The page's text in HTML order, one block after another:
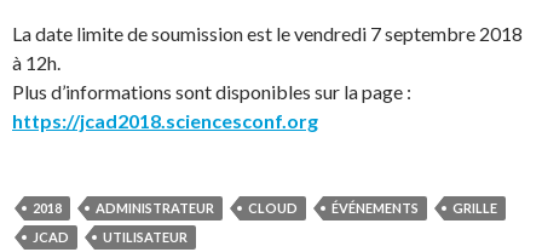
La date limite de soumission est le vendredi 7 septembre 2018
à 12h.
Plus d’informations sont disponibles sur la page :
https://jcad2018.sciencesconf.org
2018 ADMINISTRATEUR CLOUD ÉVÉNEMENTS
GRILLE
JCAD
UTILISATEUR